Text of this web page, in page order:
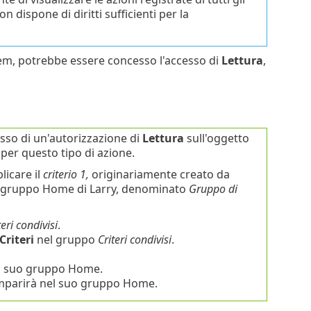
dispone di diritti sufficienti per la
potrebbe essere concesso l'accesso di Lettura,
di un'autorizzazione di Lettura sull'oggetto
questo tipo di azione.
il criterio 1, originariamente creato da
Home di Larry, denominato Gruppo di
condivisi.
nel gruppo Criteri condivisi.
gruppo Home.
nel suo gruppo Home.